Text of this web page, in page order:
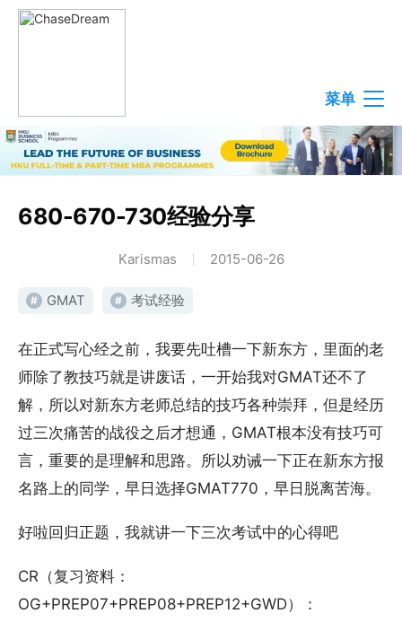
菜单
680-670-730经验分享
Karismas 2015-06-26
# GMAT # 考试经验
在正式写心经之前，我要先吐槽一下新东方，里面的老
师除了教技巧就是讲废话，一开始我对GMAT还不了
解，所以对新东方老师总结的技巧各种崇拜，但是经历
过三次痛苦的战役之后才想通，GMAT根本没有技巧可
言，重要的是理解和思路。所以劝诫一下正在新东方报
名路上的同学，早日选择GMAT770，早日脱离苦海。
好啦回归正题，我就讲一下三次考试中的心得吧
CR（复习资料：
OG+PREP07+PREP08+PREP12+GWD）：